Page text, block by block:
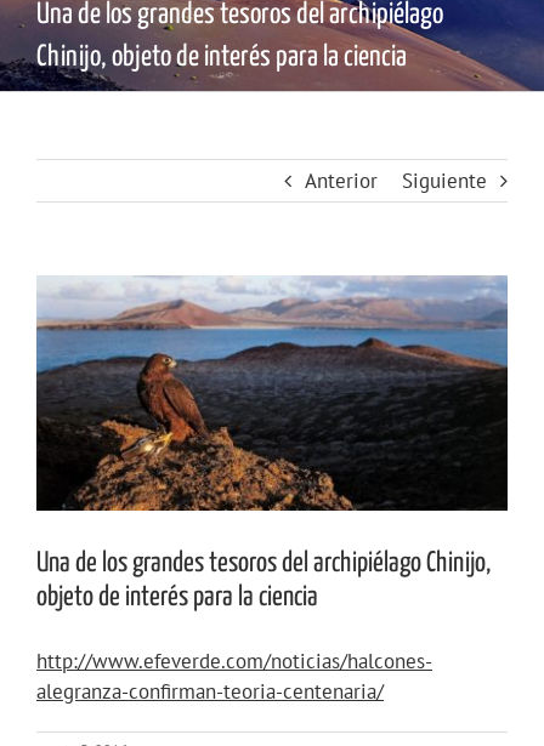
Una de los grandes tesoros del archipiélago
Chinijo, objeto de interés para la ciencia
Anterior Siguiente
Ver
imagen
grande
Una de los grandes tesoros del archipiélago Chinijo,
objeto de interés para la ciencia
http://www.efeverde.com/noticias/halcones-
alegranza-confirman-teoria-centenaria/